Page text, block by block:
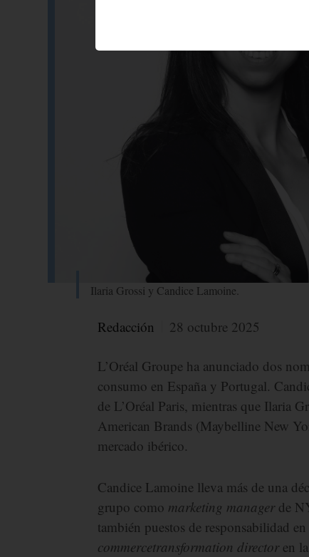
Ilaria Grossi y Candice Lamoine.
Redacción 28 octubre 2025
L’Oréal Groupe ha anunciado dos
consumo en España y Portugal.
de L’Oréal Paris, mientras que Ilaria
American Brands (Maybelline New
mercado ibérico.
Candice Lamoine lleva más de una
grupo como marketing manager de
también puestos de responsabilidad
commercetransformation director en